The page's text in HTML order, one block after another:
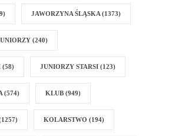
JAWORZYNA ŚLĄSKA (1373)
(240)
(58) JUNIORZY STARSI (123)
(574) KLUB (949)
KOLARSTWO (194)